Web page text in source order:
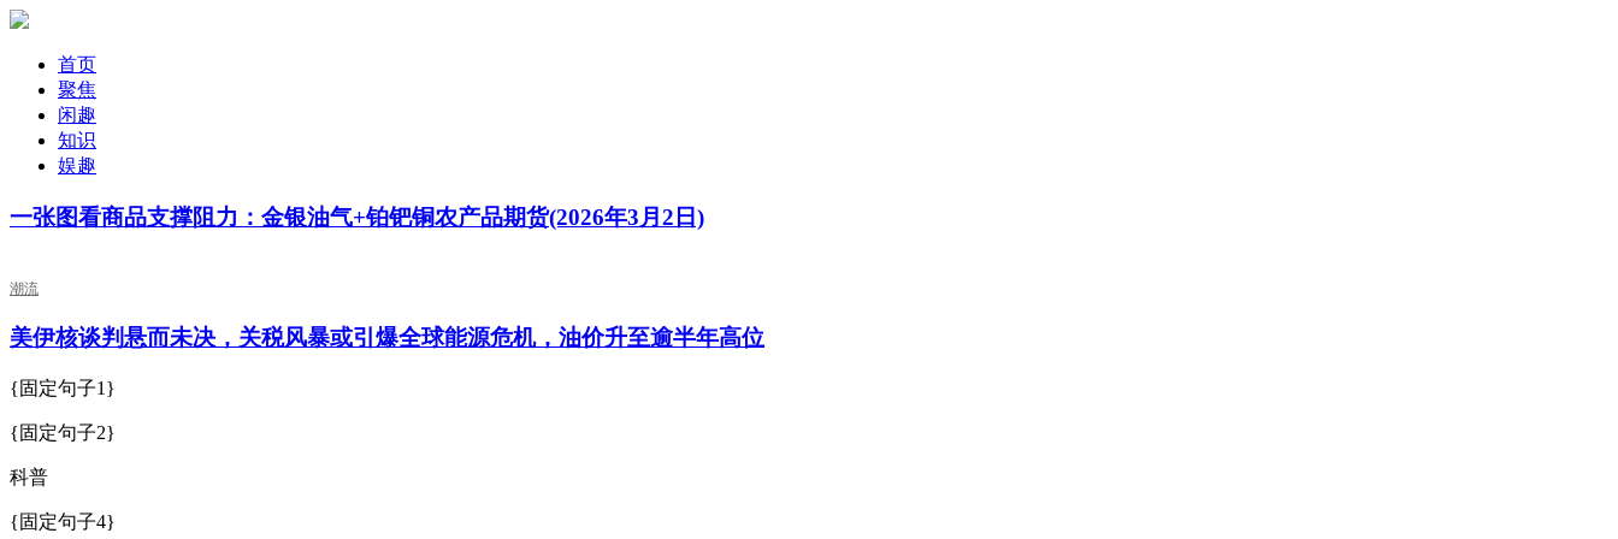
首页
聚焦
闲趣
知识
娱趣
一张图看商品支撑阻力：金银油气+铂钯铜农产品期货(2026年3月2日)
潮流
美伊核谈判悬而未决，关税风暴或引爆全球能源危机，油价升至逾半年高位
{固定句子1}
{固定句子2}
科普
{固定句子4}